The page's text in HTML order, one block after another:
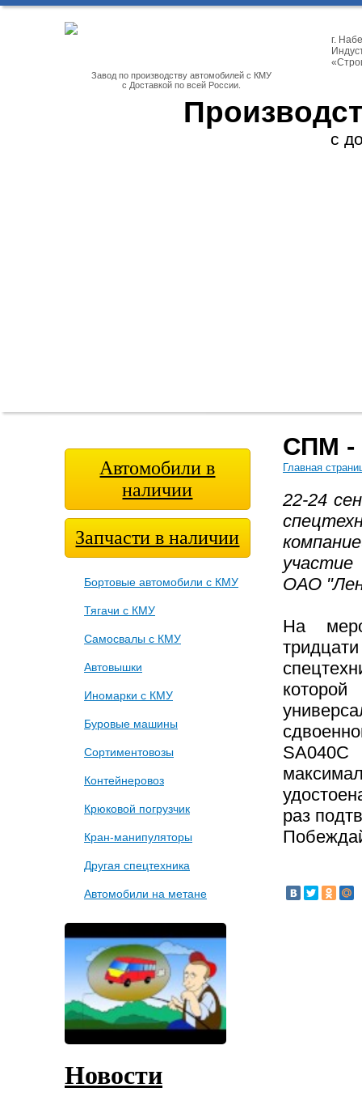
Завод по производству автомобилей с КМУ
с Доставкой по всей России.
г.
с
Автомобили в
наличии
Запчасти в наличии
Бортовые автомобили с КМУ
Тягачи с КМУ
Самосвалы с КМУ
Автовышки
Иномарки с КМУ
Буровые машины
Сортиментовозы
Контейнеровоз
Крюковой погрузчик
Кран-манипуляторы
Другая спецтехника
Автомобили на метане
Новости
СПМ -
Главная
22-24
ОАО
На
раз